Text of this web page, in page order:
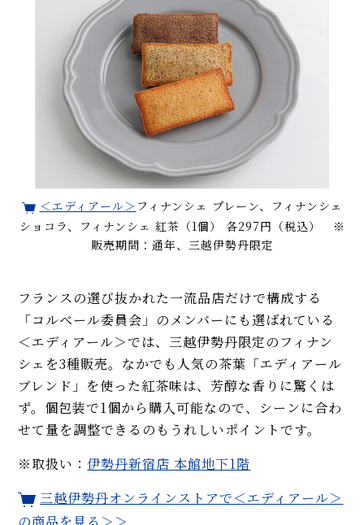
＜エディアール＞ フィナンシェ プレーン、フィナンシェ
ショコラ、フィナンシェ 紅茶（1個） 各297円（税込） ※
販売期間：通年、三越伊勢丹限定
フランスの選び抜かれた一流品店だけで構成する
「コルベール委員会」のメンバーにも選ばれている
＜エディアール＞では、三越伊勢丹限定のフィナン
シェを3種販売。なかでも人気の茶葉「エディアール
ブレンド」を使った紅茶味は、芳醇な香りに驚くは
ず。個包装で1個から購入可能なので、シーンに合わ
せて量を調整できるのもうれしいポイントです。
※取扱い： 伊勢丹新宿店 本館地下1階
三越伊勢丹オンラインストアで＜エディアール＞